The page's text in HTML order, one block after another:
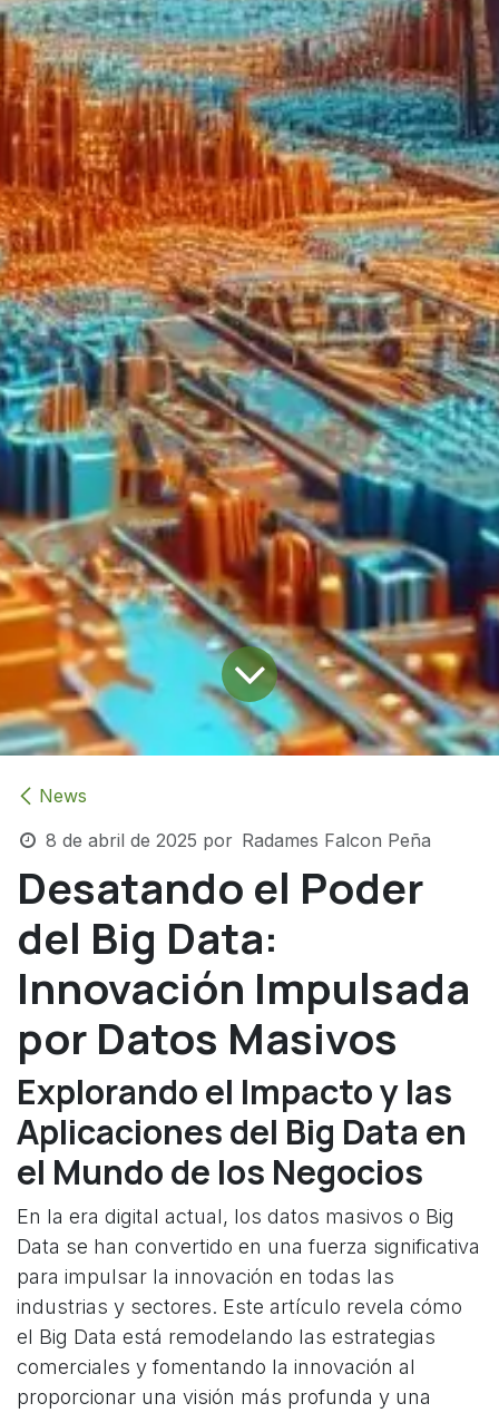
News
8 de abril de 2025 por Radames Falcon Peña
Desatando el Poder
del Big Data:
Innovación Impulsada
por Datos Masivos
Explorando el Impacto y las
Aplicaciones del Big Data en
el Mundo de los Negocios
En la era digital actual, los datos masivos o Big
Data se han convertido en una fuerza significativa
para impulsar la innovación en todas las
industrias y sectores. Este artículo revela cómo
el Big Data está remodelando las estrategias
comerciales y fomentando la innovación al
proporcionar una visión más profunda y una